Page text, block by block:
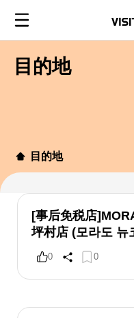
目的地
目的地
[事后免税店
坪村店 (모라도 뉴
0 0